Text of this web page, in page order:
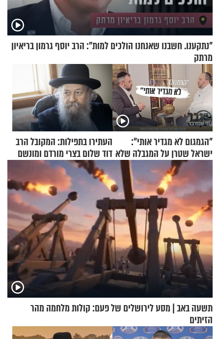
"נתקענו. חשבנו שאנחנו הולכים למות": הרב יוסף גרמון בריאיון
מרתק
"הגמגום לא מגדיר אותי":
ישראל שטרן על המגבלה שלא
עוצרת אותו
העתירו בתפילות: המקובל הרב
דוד שלום בצרי מורדם ומונשם
תשעה באב | מסע לירושלים של פעם: קולות מלחמה מהר
הזיתים